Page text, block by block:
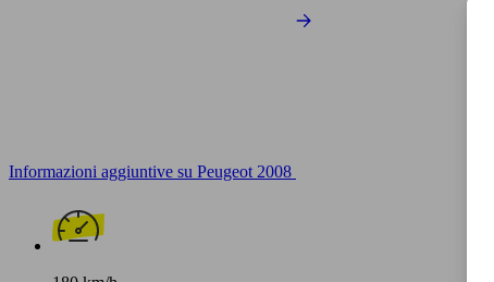
Informazioni aggiuntive su Peugeot 2008